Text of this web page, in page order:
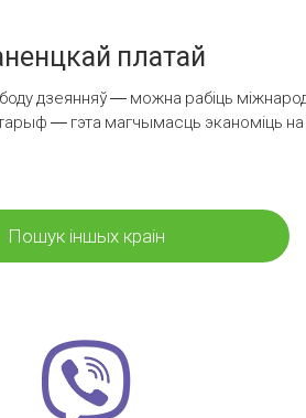
платай
дзеянняў — можна рабіць
— гэта магчымасць эканоміць на
Пошук іншых краін